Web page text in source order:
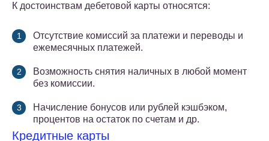
К достоинствам дебетовой карты относятся:
Отсутствие комиссий за платежи и переводы и
ежемесячных платежей.
Возможность снятия наличных в любой момент
без комиссии.
Начисление бонусов или рублей кэшбэком,
процентов на остаток по счетам и др.
Кредитные карты